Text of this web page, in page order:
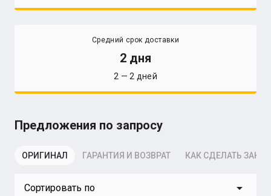
Средний срок доставки
2 дня
2 — 2 дней
Предложения по запросу
ОРИГИНАЛ ГАРАНТИЯ И ВОЗВРАТ КАК СДЕЛАТЬ
Сортировать по arrow_drop_down